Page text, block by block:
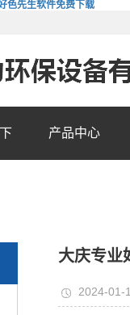
色先生软件免费下载
产品中心
大庆专业
2024-01-